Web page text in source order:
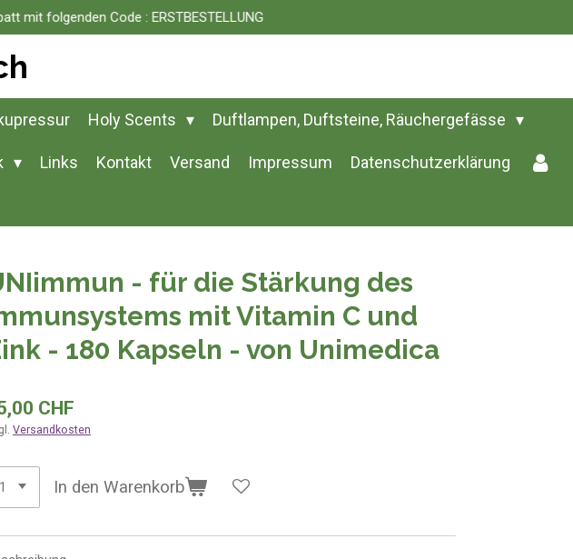
mit folgenden Code : ERSTBESTELLUNG
Holy Scents Duftlampen, Duftsteine, Räuchergefässe
Links Kontakt Versand Impressum Datenschutzerklärung
- für die Stärkung des
mit Vitamin C und
- 180 Kapseln - von Unimedica
CHF
Versandkosten
In den Warenkorb